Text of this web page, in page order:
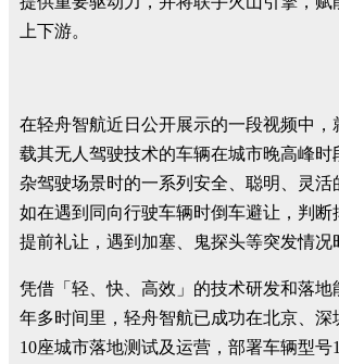
上下游。
在轻舟智航近日公开展示的一段视频中，
载其无人驾驶技术的车辆在城市晚高峰时
杂驾驶场景时的一系列安全、聪明、灵活
如在遇到同向行驶车辆时倒车避让，判断
提前礼让，遇到加塞、鬼探头等突发情况
凭借「轻、快、高效」的技术研发和落地
年多时间里，轻舟智航已成功在北京、深
10座城市落地测试及运营，部署车辆型号